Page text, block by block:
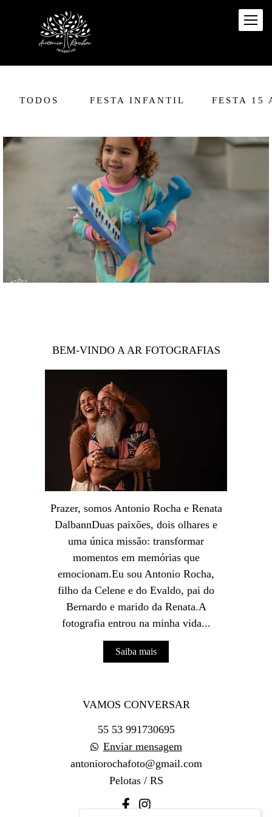
TODOS FESTA INFANTIL FESTA 15
BEM-VINDO A AR FOTOGRAFIAS
Prazer, somos Antonio Rocha e Renata
DalbannDuas paixões, dois olhares e
uma única missão: transformar
momentos em memórias que
emocionam.Eu sou Antonio Rocha,
filho da Celene e do Evaldo, pai do
Bernardo e marido da Renata.A
fotografia entrou na minha vida...
Saiba mais
VAMOS CONVERSAR
55 53 991730695
Enviar mensagem
antoniorochafoto@gmail.com
Pelotas / RS